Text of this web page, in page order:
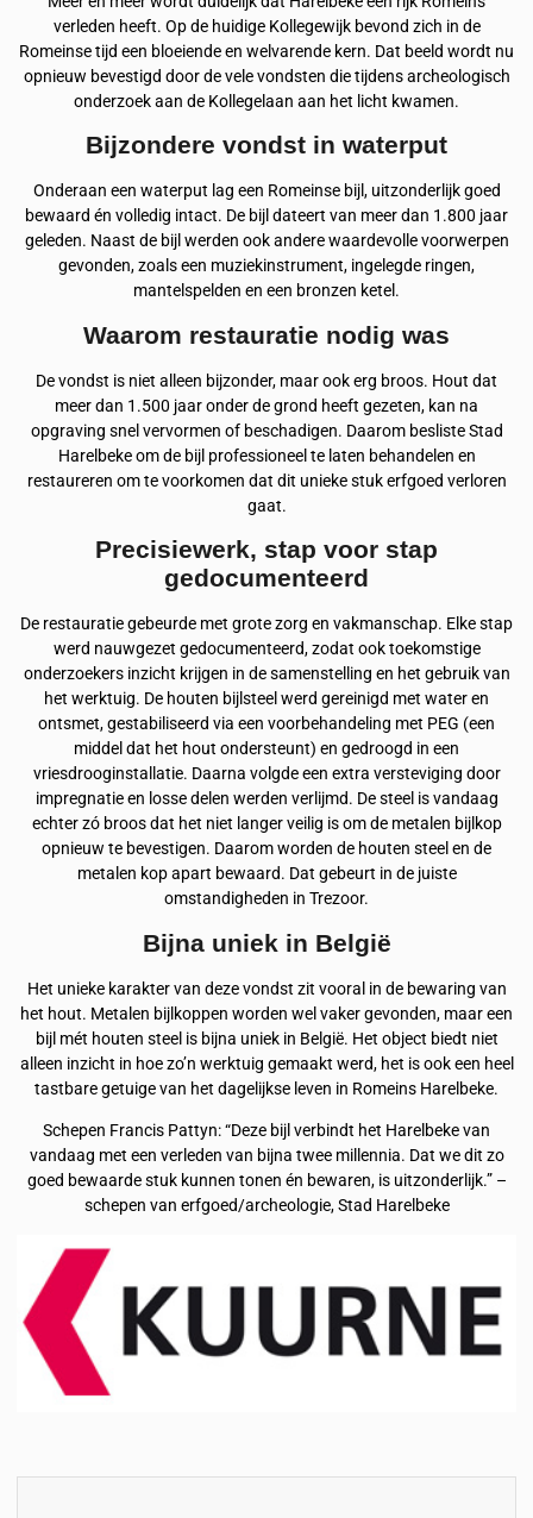
verleden heeft. Op de huidige Kollegewijk bevond zich in de
Romeinse tijd een bloeiende en welvarende kern. Dat beeld wordt nu
opnieuw bevestigd door de vele vondsten die tijdens archeologisch
onderzoek aan de Kollegelaan aan het licht kwamen.
Bijzondere vondst in waterput
Onderaan een waterput lag een Romeinse bijl, uitzonderlijk goed
bewaard én volledig intact. De bijl dateert van meer dan 1.800 jaar
geleden. Naast de bijl werden ook andere waardevolle voorwerpen
gevonden, zoals een muziekinstrument, ingelegde ringen,
mantelspelden en een bronzen ketel.
Waarom restauratie nodig was
De vondst is niet alleen bijzonder, maar ook erg broos. Hout dat
meer dan 1.500 jaar onder de grond heeft gezeten, kan na
opgraving snel vervormen of beschadigen. Daarom besliste Stad
Harelbeke om de bijl professioneel te laten behandelen en
restaureren om te voorkomen dat dit unieke stuk erfgoed verloren
gaat.
Precisiewerk, stap voor stap
gedocumenteerd
De restauratie gebeurde met grote zorg en vakmanschap. Elke stap
werd nauwgezet gedocumenteerd, zodat ook toekomstige
onderzoekers inzicht krijgen in de samenstelling en het gebruik van
het werktuig. De houten bijlsteel werd gereinigd met water en
ontsmet, gestabiliseerd via een voorbehandeling met PEG (een
middel dat het hout ondersteunt) en gedroogd in een
vriesdrooginstallatie. Daarna volgde een extra versteviging door
impregnatie en losse delen werden verlijmd. De steel is vandaag
echter zó broos dat het niet langer veilig is om de metalen bijlkop
opnieuw te bevestigen. Daarom worden de houten steel en de
metalen kop apart bewaard. Dat gebeurt in de juiste
omstandigheden in Trezoor.
Bijna uniek in België
Het unieke karakter van deze vondst zit vooral in de bewaring van
het hout. Metalen bijlkoppen worden wel vaker gevonden, maar een
bijl mét houten steel is bijna uniek in België. Het object biedt niet
alleen inzicht in hoe zo’n werktuig gemaakt werd, het is ook een heel
tastbare getuige van het dagelijkse leven in Romeins Harelbeke.
Schepen Francis Pattyn: “Deze bijl verbindt het Harelbeke van
vandaag met een verleden van bijna twee millennia. Dat we dit zo
goed bewaarde stuk kunnen tonen én bewaren, is uitzonderlijk.” –
schepen van erfgoed/archeologie, Stad Harelbeke